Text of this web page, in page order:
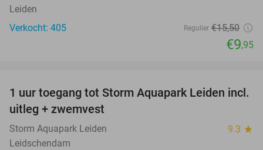
Leiden
Verkocht: 405
Regulier €15,50
€9,95
38%
1 uur toegang tot Storm Aquapark Leiden incl.
uitleg + zwemvest
Storm Aquapark Leiden 9.3 star
Leidschendam